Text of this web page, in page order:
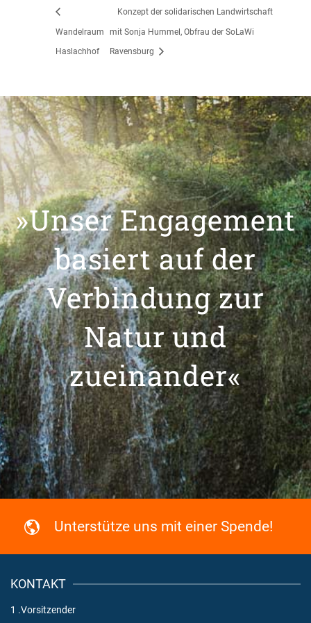
Wandelraum
Haslachhof
Konzept der solidarischen Landwirtschaft
mit Sonja Hummel, Obfrau der SoLaWi
Ravensburg
»Unser Engagement
basiert auf der
Verbindung zur
Natur und
zueinander«
Unterstütze uns mit einer Spende!
KONTAKT
1 .Vorsitzender